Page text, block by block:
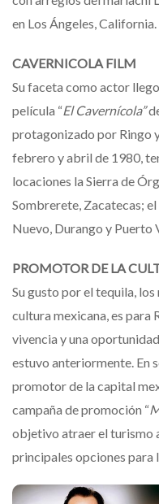
en Los Ángeles, California.
CAVERNICOLA FILM
Su faceta como actor
película “El Cavernícola”
protagonizado por Ringo
febrero y abril de 1980,
locaciones la Sierra de
Sombrerete, Zacatecas;
Nuevo, Durango y Puerto
PROMOTOR DE LA
Su gusto por el tequila,
cultura mexicana, es para
vivencia y una
estuvo anteriormente. En
promotor de la capital
campaña de promoción “
objetivo atraer el turismo
principales opciones para